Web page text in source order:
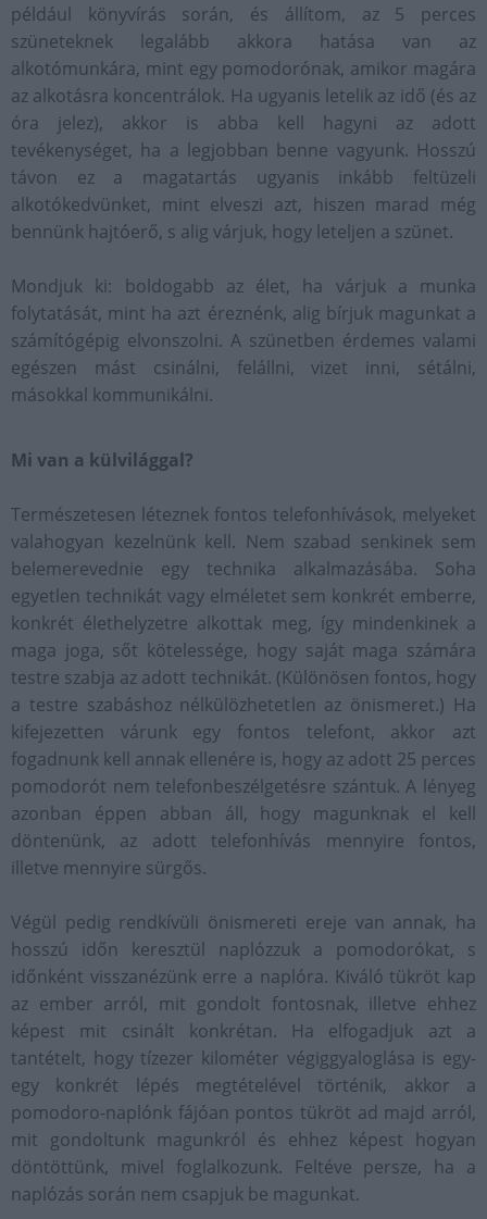
például könyvírás során, és állítom, az 5 perces
szüneteknek legalább akkora hatása van az
alkotómunkára, mint egy pomodorónak, amikor magára
az alkotásra koncentrálok. Ha ugyanis letelik az idő (és az
óra jelez), akkor is abba kell hagyni az adott
tevékenységet, ha a legjobban benne vagyunk. Hosszú
távon ez a magatartás ugyanis inkább feltüzeli
alkotókedvünket, mint elveszi azt, hiszen marad még
bennünk hajtóerő, s alig várjuk, hogy leteljen a szünet.
Mondjuk ki: boldogabb az élet, ha várjuk a munka
folytatását, mint ha azt éreznénk, alig bírjuk magunkat a
számítógépig elvonszolni. A szünetben érdemes valami
egészen mást csinálni, felállni, vizet inni, sétálni,
másokkal kommunikálni.
Mi van a külvilággal?
Természetesen léteznek fontos telefonhívások, melyeket
valahogyan kezelnünk kell. Nem szabad senkinek sem
belemerevednie egy technika alkalmazásába. Soha
egyetlen technikát vagy elméletet sem konkrét emberre,
konkrét élethelyzetre alkottak meg, így mindenkinek a
maga joga, sőt kötelessége, hogy saját maga számára
testre szabja az adott technikát. (Különösen fontos, hogy
a testre szabáshoz nélkülözhetetlen az önismeret.) Ha
kifejezetten várunk egy fontos telefont, akkor azt
fogadnunk kell annak ellenére is, hogy az adott 25 perces
pomodorót nem telefonbeszélgetésre szántuk. A lényeg
azonban éppen abban áll, hogy magunknak el kell
döntenünk, az adott telefonhívás mennyire fontos,
illetve mennyire sürgős.
Végül pedig rendkívüli önismereti ereje van annak, ha
hosszú időn keresztül naplózzuk a pomodorókat, s
időnként visszanézünk erre a naplóra. Kiváló tükröt kap
az ember arról, mit gondolt fontosnak, illetve ehhez
képest mit csinált konkrétan. Ha elfogadjuk azt a
tantételt, hogy tízezer kilométer végiggyaloglása is egy-
egy konkrét lépés megtételével történik, akkor a
pomodoro-naplónk fájóan pontos tükröt ad majd arról,
mit gondoltunk magunkról és ehhez képest hogyan
döntöttünk, mivel foglalkozunk. Feltéve persze, ha a
naplózás során nem csapjuk be magunkat.